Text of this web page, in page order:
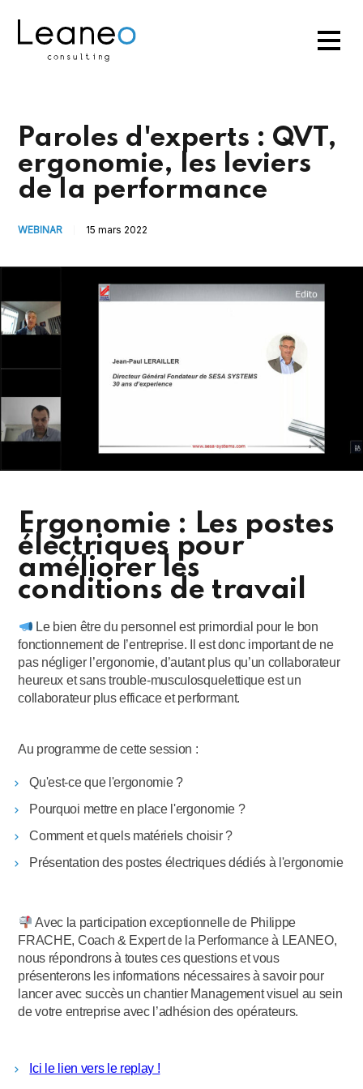
Paroles d'experts : QVT,
ergonomie, les leviers
de la performance
WEBINAR 15 mars 2022
Ergonomie : Les postes
électriques pour
améliorer les
conditions de travail
Le bien être du personnel est primordial pour le bon
fonctionnement de l’entreprise. Il est donc important de ne
pas négliger l’ergonomie, d’autant plus qu’un collaborateur
heureux et sans trouble-musculosquelettique est un
collaborateur plus efficace et performant.
Au programme de cette session :
Qu'est-ce que l'ergonomie ?
Pourquoi mettre en place l'ergonomie ?
Comment et quels matériels choisir ?
Présentation des postes électriques dédiés à l'ergonomie
Avec la participation exceptionnelle de Philippe
FRACHE, Coach & Expert de la Performance à LEANEO,
nous répondrons à toutes ces questions et vous
présenterons les informations nécessaires à savoir pour
lancer avec succès un chantier Management visuel au sein
de votre entreprise avec l’adhésion des opérateurs.
Ici le lien vers le replay !